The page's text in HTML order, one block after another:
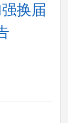
换届